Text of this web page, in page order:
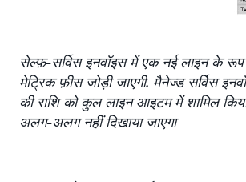
सेल्फ़-सर्विस इनवॉइस में एक नई लाइन के
मेट्रिक फ़ीस जोड़ी जाएगी. मैनेज्ड सर्विस
की राशि को कुल लाइन आइटम में शामिल
अलग-अलग नहीं दिखाया जाएगा